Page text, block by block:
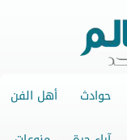
حوادث أهل الفن